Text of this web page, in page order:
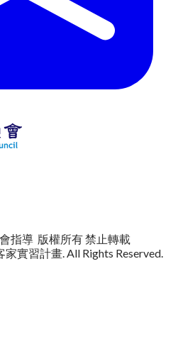
指導 版權所有 禁止轉載
家實習計畫. All Rights Reserved.